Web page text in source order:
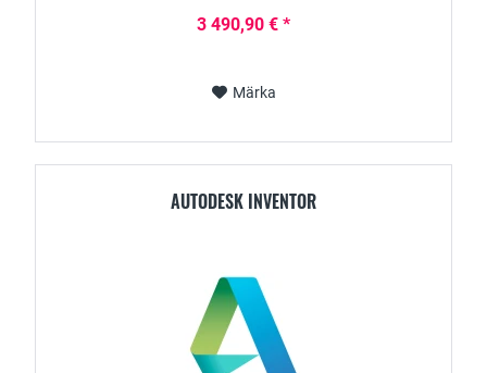
3 490,90 € *
Märka
AUTODESK INVENTOR